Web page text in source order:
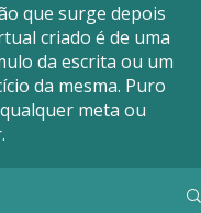
que surge depois
criado é de uma
da escrita ou um
da mesma. Puro
meta ou